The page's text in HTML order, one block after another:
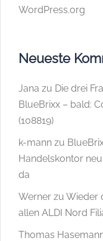
WordPress.org
Neueste
Jana zu Die drei
BlueBrixx – bald:
(108819)
k-mann zu
Handelskontor
da
Werner zu Wieder
allen ALDI Nord
Thomas